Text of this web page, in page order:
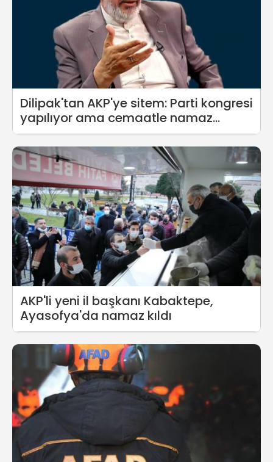
Dilipak'tan AKP'ye sitem: Parti kongresi
yapılıyor ama cemaatle namaz
kılınamıyor
AKP'li yeni il başkanı Kabaktepe,
Ayasofya'da namaz kıldı